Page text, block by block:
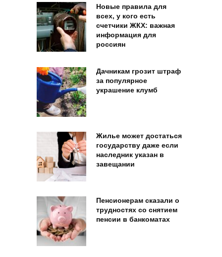
Новые правила для
всех, у кого есть
счетчики ЖКХ: важная
информация для
россиян
Дачникам грозит штраф
за популярное
украшение клумб
Жилье может достаться
государству даже если
наследник указан в
завещании
Пенсионерам сказали о
трудностях со снятием
пенсии в банкоматах